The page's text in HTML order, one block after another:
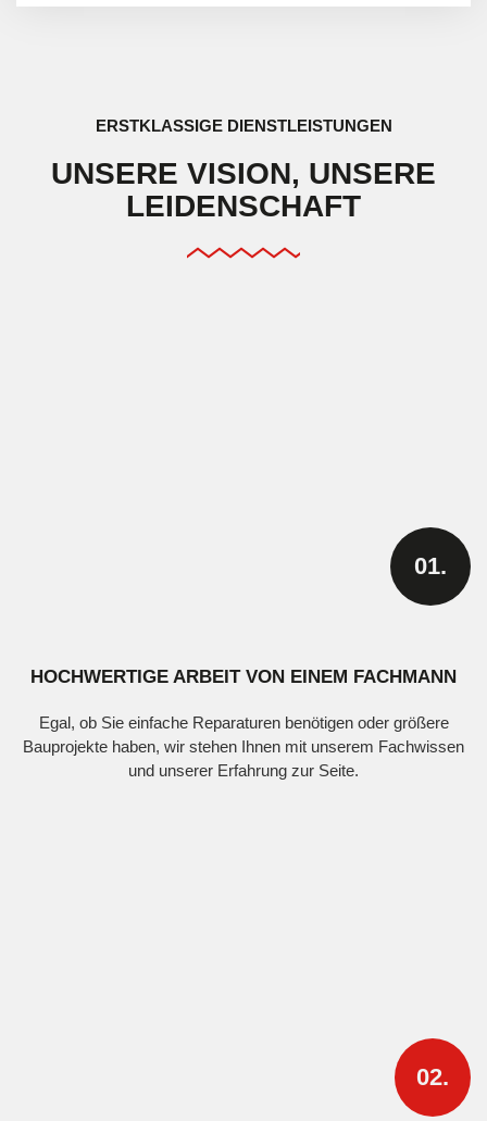
ERSTKLASSIGE DIENSTLEISTUNGEN
UNSERE VISION, UNSERE
LEIDENSCHAFT
01.
HOCHWERTIGE ARBEIT VON EINEM FACHMANN
Egal, ob Sie einfache Reparaturen benötigen oder größere
Bauprojekte haben, wir stehen Ihnen mit unserem Fachwissen
und unserer Erfahrung zur Seite.
02.